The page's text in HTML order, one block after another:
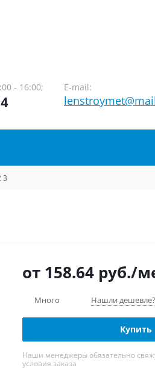
- 16:00; E-mail:
3
от 158.64 руб./
Много Нашли дешевле?
Купить
Наши менеджеры обязательно
условия заказа